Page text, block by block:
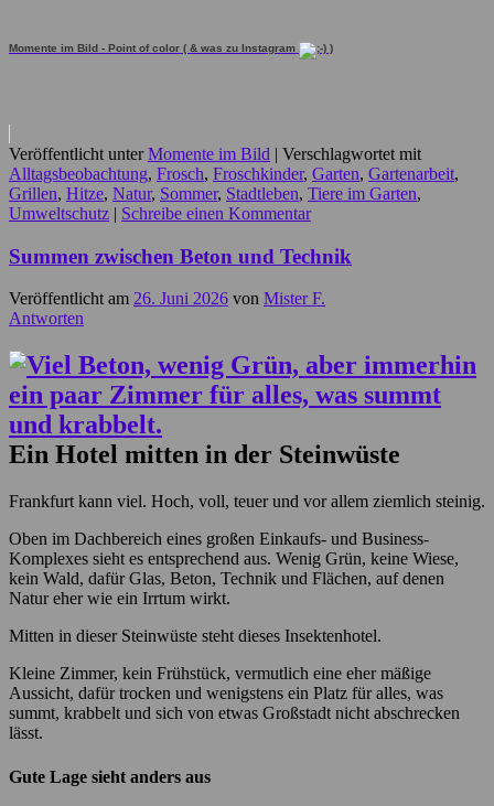
Momente im Bild - Point of color ( & was zu Instagram )
Veröffentlicht unter Momente im Bild | Verschlagwortet mit
Alltagsbeobachtung, Frosch, Froschkinder, Garten, Gartenarbeit,
Grillen, Hitze, Natur, Sommer, Stadtleben, Tiere im Garten,
Umweltschutz | Schreibe einen Kommentar
Summen zwischen Beton und Technik
Veröffentlicht am 26. Juni 2026 von Mister F.
Antworten
Ein Hotel mitten in der Steinwüste
Frankfurt kann viel. Hoch, voll, teuer und vor allem ziemlich steinig.
Oben im Dachbereich eines großen Einkaufs- und Business-
Komplexes sieht es entsprechend aus. Wenig Grün, keine Wiese,
kein Wald, dafür Glas, Beton, Technik und Flächen, auf denen
Natur eher wie ein Irrtum wirkt.
Mitten in dieser Steinwüste steht dieses Insektenhotel.
Kleine Zimmer, kein Frühstück, vermutlich eine eher mäßige
Aussicht, dafür trocken und wenigstens ein Platz für alles, was
summt, krabbelt und sich von etwas Großstadt nicht abschrecken
lässt.
Gute Lage sieht anders aus